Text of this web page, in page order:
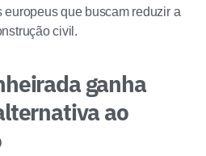
que buscam reduzir a
civil.
ganha
ao